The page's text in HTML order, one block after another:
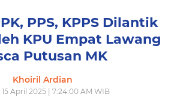
PPS, KPPS Dilantik
KPU Empat Lawang
Putusan MK
Khoiril Ardian
15 April 2025 | 7:24:00 AM WIB